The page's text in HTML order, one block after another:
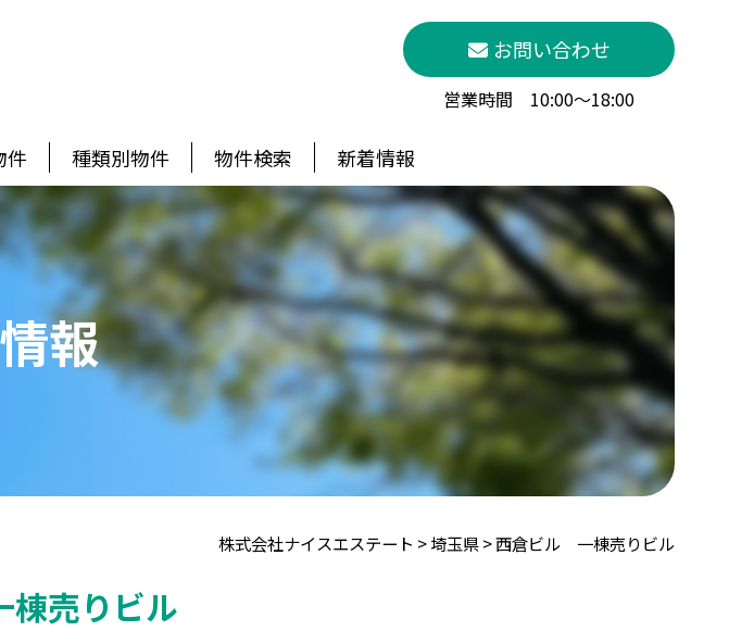
お問い合わせ
営業時間 10:00～18:00
件 種類別物件 物件検索 新着情報
報
株式会社ナイスエステート >埼⽟県>西倉ビル 一棟売りビル
売りビル